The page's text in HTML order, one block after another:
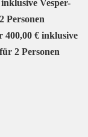
Vesper-
Personen
€ inklusive
2 Personen